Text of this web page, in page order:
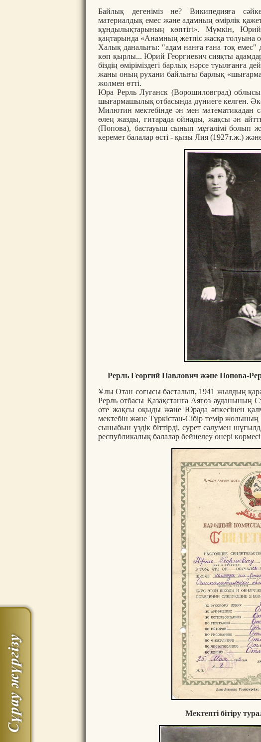
Байлық дегеніміз не? Википедияға
материалдық емес және адамның өмірлік
құндылықтарының көптігі». Мүмкін,
қаңтарында «Анамның жетпіс жасқа толуына
Халық даналығы: "адам нанға ғана тоқ
көп қырлы... Юрий Георгиевич сияқты
біздің өміріміздегі барлық нәрсе туылғанға
жаны оның рухани байлығы барлық
жолмен өтті.
Юра Рерль Луганск (Ворошиловград)
шығармашылық отбасында дүниеге келген.
Милютин мектебінде ән мен математикадан
өлең жазды, гитарада ойнады, жақсы ән
(Попова), бастауыш сынып мұғалімі болып
керемет балалар өсті - қызы Лия (1927т.ж.)
Рерль Георгий Павлович және Попова-
Ұлы Отан соғысы басталып, 1941 жылдың
Рерль отбасы Қазақстанға Аягөз ауданының
өте жақсы оқыды және Юрада әпкесінен
мектебін және Түркістан-Сібір темір
сыныбын үздік біттірді, сурет салумен
республикалық балалар бейнелеу өнері
Мектепті бітіру